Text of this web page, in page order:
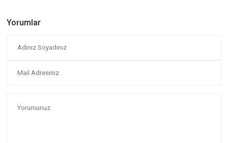
Yorumlar